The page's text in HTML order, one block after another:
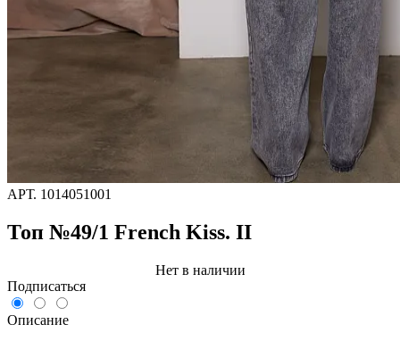
АРТ. 1014051001
Топ №49/1 French Kiss. II
Нет в наличии
Подписаться
Описание